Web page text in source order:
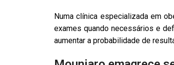
Numa clínica especializada em
exames quando necessários e
aumentar a probabilidade de